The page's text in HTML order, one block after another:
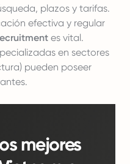
plazos y tarifas.
efectiva y regular
es vital.
en sectores
pueden poseer
mejores